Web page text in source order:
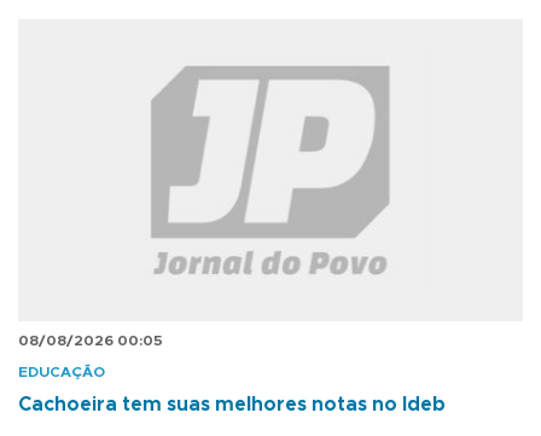
08/08/2026 00:05
EDUCAÇÃO
Cachoeira tem suas melhores notas no Ideb